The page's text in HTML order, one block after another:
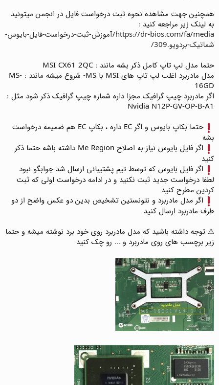
همچنین جهت مشاهده نحوه ثبت درخواست فایل در انجمن میتونید
به لینک زیر مراجعه کنید :
https://dr-bios.com/fa/media/آموزش-ثبت-درخواست-فایل-بایوس-
شماتیک-بردویو.309/
حتما مدل لپ تاپ کامل ذکر بشه مانند : MSI CX61 2QC
مدل مادربرد اغلب لپ تاپ های MSI با MS- شروع میشه مانند : MS-
16GD
اگر مادربرد چیپ گرافیک مجزا داره شماره چیپ گرافیک ذکر شود مثل :
Nvidia N12P-GV-OP-B-A1
حتما بکاپ بایوس و اگر EC داره ، بکاپ EC هم ضمیمه درخواست
بشه
اگر فایل بایوس نیاز به اصلاح Me Region داشته باشه حتما ذکر
کنید
اگر فایل بایوس که توسط تیم پشتیبانی ارسال شد جوابگو نبود
لطفا درخواست جدید ثبت نکنید و در ادامه درخواست اولی که ثبت
کردین مطرح کنید
اگر مدل مادربرد و نتونستین تشخیص بدین دو عکس واضح از دو
طرف مادربرد ارسال کنید
⚠ توجه داشته باشید که مدل مادربرد روی خود برد نوشته میشه و حتما
زیر برچسب های روی مادربرد و ... رو چک کنید